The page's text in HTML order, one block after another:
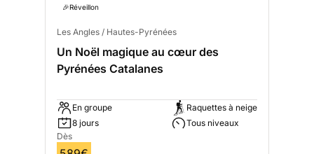
🎉Réveillon
Les Angles / Hautes-Pyrénées
Un Noël magique au cœur des
Pyrénées Catalanes
En groupe
8 jours
Raquettes à neige
Tous niveaux
Dès